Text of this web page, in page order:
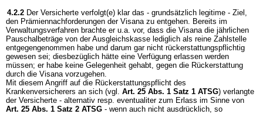
4.2.2 Der Versicherte verfolgt(e) klar das - grundsätzlich legitime - Ziel,
den Prämiennachforderungen der Visana zu entgehen. Bereits im
Verwaltungsverfahren brachte er u.a. vor, dass die Visana die jährlichen
Pauschalbeträge von der Ausgleichskasse lediglich als reine Zahlstelle
entgegengenommen habe und darum gar nicht rückerstattungspflichtig
gewesen sei; diesbezüglich hätte eine Verfügung erlassen werden
müssen; er habe keine Gelegenheit gehabt, gegen die Rückerstattung
durch die Visana vorzugehen.
Mit diesem Angriff auf die Rückerstattungspflicht des
Krankenversicherers an sich (vgl. Art. 25 Abs. 1 Satz 1 ATSG) verlangte
der Versicherte - alternativ resp. eventualiter zum Erlass im Sinne von
Art. 25 Abs. 1 Satz 2 ATSG - wenn auch nicht ausdrücklich, so